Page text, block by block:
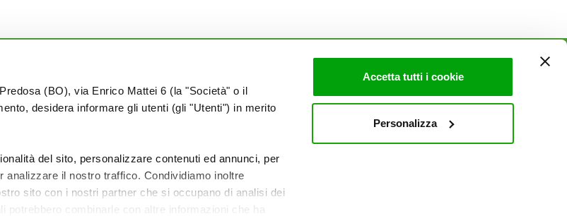
(BO), via Enrico Mattei 6 (la "Società" o il
desidera informare gli utenti (gli "Utenti") in merito
del sito, personalizzare contenuti ed annunci, per
analizzare il nostro traffico. Condividiamo inoltre
sito con i nostri partner che si occupano di analisi dei
potrebbero combinarle con altre informazioni che ha
Accetta tutti i cookie
Personalizza
PRIVACY
Termini e condizioni
AZIENDA
Politica Ambientale & Sicurezza